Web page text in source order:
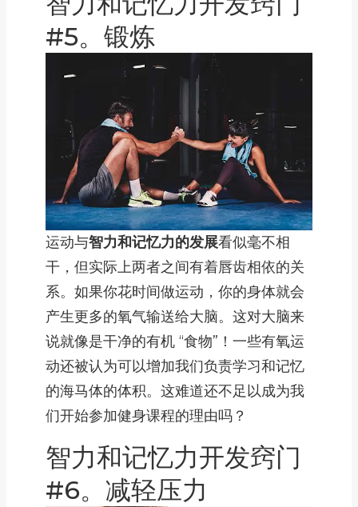
#5。锻炼
运动与智力和记忆力的发展看似毫不相
干，但实际上两者之间有着唇齿相依的关
系。如果你花时间做运动，你的身体就会
产生更多的氧气输送给大脑。这对大脑来
说就像是干净的有机 “食物”！一些有氧运
动还被认为可以增加我们负责学习和记忆
的海马体的体积。这难道还不足以成为我
们开始参加健身课程的理由吗？
智力和记忆力开发窍门
#6。减轻压力